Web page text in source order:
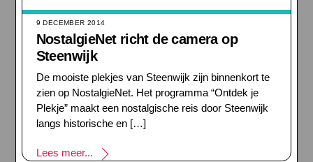
9 DECEMBER 2014
NostalgieNet richt de camera op
Steenwijk
De mooiste plekjes van Steenwijk zijn binnenkort te
zien op NostalgieNet. Het programma “Ontdek je
Plekje” maakt een nostalgische reis door Steenwijk
langs historische en […]
Lees meer...